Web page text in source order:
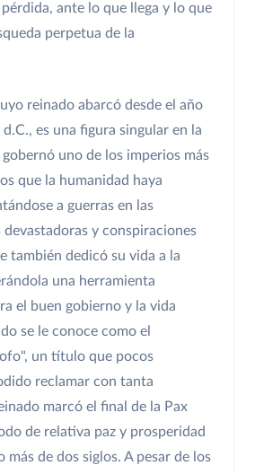
ante lo que llega y lo que
perpetua de la
reinado abarcó desde el año
es una figura singular en la
uno de los imperios más
que la humanidad haya
a guerras en las
y conspiraciones
también dedicó su vida a la
una herramienta
el buen gobierno y la vida
se le conoce como el
un título que pocos
reclamar con tanta
marcó el final de la Pax
de relativa paz y prosperidad
más de dos siglos. A pesar de los